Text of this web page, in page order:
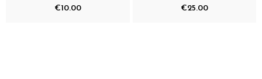
€10.00
€25.00